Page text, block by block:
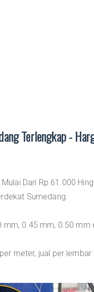
Terlengkap -
Dari Rp.61.000
Sumedang.
mm, 0.45 mm, 0.50
meter, jual per